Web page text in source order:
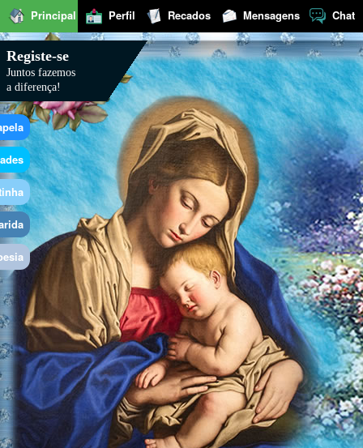
Principal Perfil Recados Mensagens Chat
Registe-se
Juntos fazemos
a diferença!